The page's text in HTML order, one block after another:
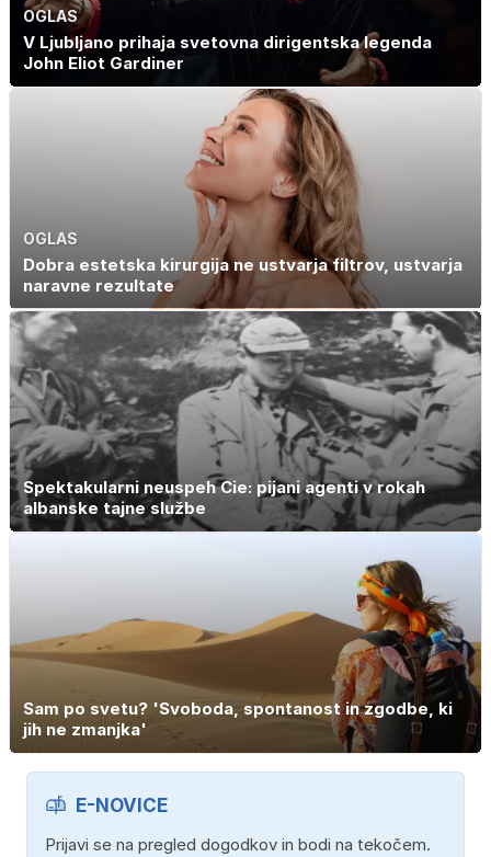
OGLAS
V Ljubljano prihaja svetovna dirigentska legenda
John Eliot Gardiner
OGLAS
Dobra estetska kirurgija ne ustvarja filtrov, ustvarja
naravne rezultate
Spektakularni neuspeh Cie: pijani agenti v rokah
albanske tajne službe
Sam po svetu? 'Svoboda, spontanost in zgodbe, ki
jih ne zmanjka'
E-NOVICE
Prijavi se na pregled dogodkov in bodi na tekočem.